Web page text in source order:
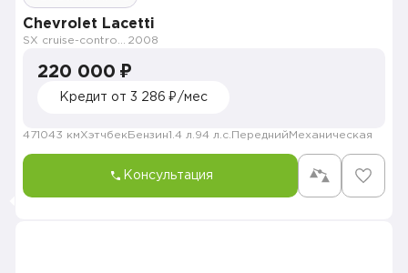
Chevrolet Lacetti
2008
220 000 ₽
Кредит от 3 286 ₽/мес
471043 кмХэтчбек Бензин1.4 л. 94 л.с. Передний Механическая
Консультация